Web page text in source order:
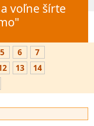
voľne šírte
5 6
7
13
14